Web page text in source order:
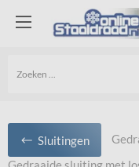
Sluitingen